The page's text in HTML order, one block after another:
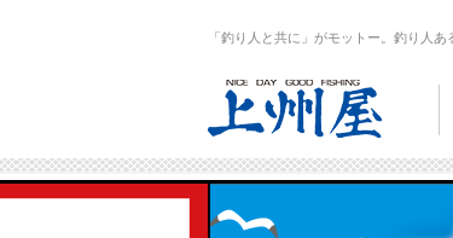
「釣り人と共に」がモットー。釣り人あ